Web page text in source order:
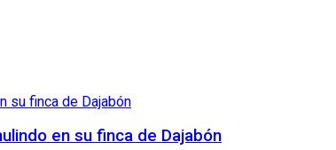
en su finca de Dajabón